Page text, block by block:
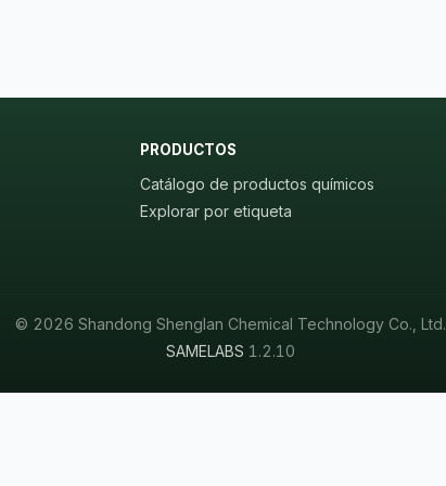
PRODUCTOS
Catálogo de productos químicos
Explorar por etiqueta
© 2026 Shandong Shenglan Chemical Technology Co., Ltd.
SAMELABS 1.2.10